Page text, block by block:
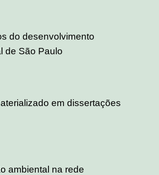
do desenvolvimento
de São Paulo
em dissertações
ambiental na rede